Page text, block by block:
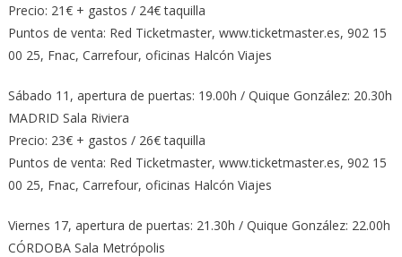
Precio: 21€ + gastos / 24€ taquilla
Puntos de venta: Red Ticketmaster, www.ticketmaster.es, 902 15
00 25, Fnac, Carrefour, oficinas Halcón Viajes
Sábado 11, apertura de puertas: 19.00h / Quique González: 20.30h
MADRID Sala Riviera
Precio: 23€ + gastos / 26€ taquilla
Puntos de venta: Red Ticketmaster, www.ticketmaster.es, 902 15
00 25, Fnac, Carrefour, oficinas Halcón Viajes
Viernes 17, apertura de puertas: 21.30h / Quique González: 22.00h
CÓRDOBA Sala Metrópolis